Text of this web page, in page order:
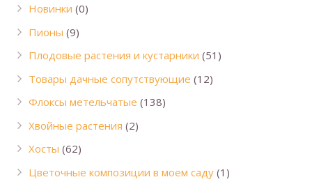
Новинки (0)
Пионы (9)
Плодовые растения и кустарники (51)
Товары дачные сопутствующие (12)
Флоксы метельчатые (138)
Хвойные растения (2)
Хосты (62)
Цветочные композиции в моем саду (1)